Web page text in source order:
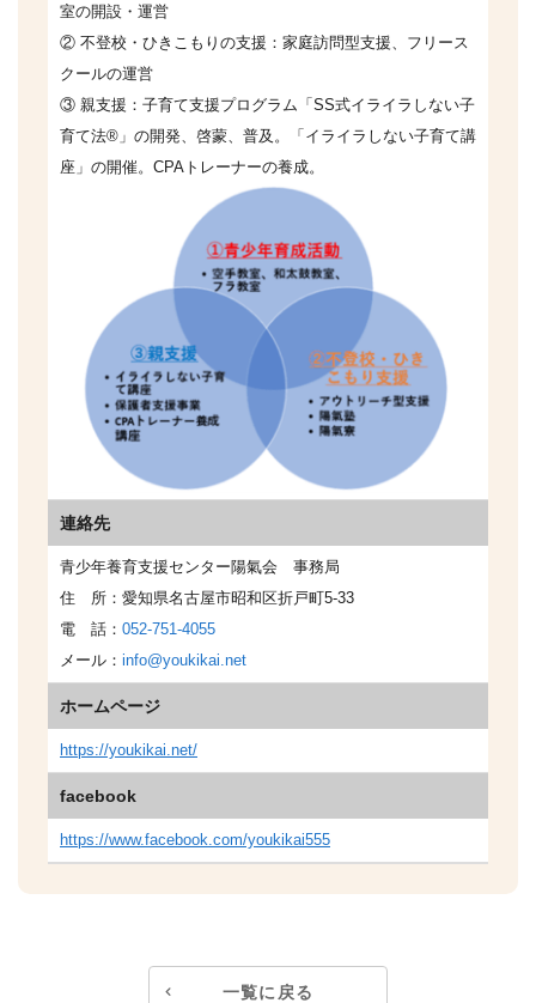
室の開設・運営
② 不登校・ひきこもりの支援：家庭訪問型支援、フリース
クールの運営
③ 親支援：子育て支援プログラム「SS式イライラしない子
育て法®」の開発、啓蒙、普及。「イライラしない子育て講
座」の開催。CPAトレーナーの養成。
連絡先
青少年養育支援センター陽氣会 事務局
住 所：愛知県名古屋市昭和区折戸町5-33
電 話： 052-751-4055
メール： info@youkikai.net
ホームページ
https://youkikai.net/
facebook
https://www.facebook.com/youkikai555
一覧に戻る